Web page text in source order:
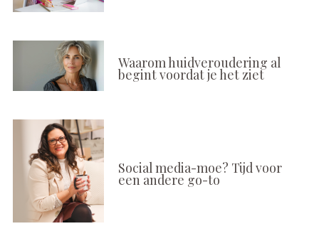
Waarom huidveroudering al
begint voordat je het ziet
Social media-moe? Tijd voor
een andere go-to